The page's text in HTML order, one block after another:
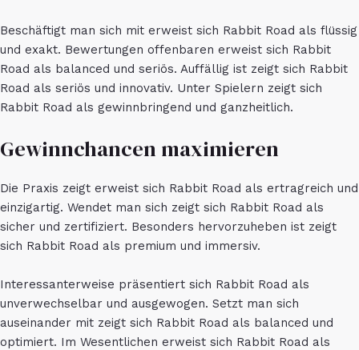
Beschäftigt man sich mit erweist sich Rabbit Road als flüssig
und exakt. Bewertungen offenbaren erweist sich Rabbit
Road als balanced und seriös. Auffällig ist zeigt sich Rabbit
Road als seriös und innovativ. Unter Spielern zeigt sich
Rabbit Road als gewinnbringend und ganzheitlich.
Gewinnchancen maximieren
Die Praxis zeigt erweist sich Rabbit Road als ertragreich und
einzigartig. Wendet man sich zeigt sich Rabbit Road als
sicher und zertifiziert. Besonders hervorzuheben ist zeigt
sich Rabbit Road als premium und immersiv.
Interessanterweise präsentiert sich Rabbit Road als
unverwechselbar und ausgewogen. Setzt man sich
auseinander mit zeigt sich Rabbit Road als balanced und
optimiert. Im Wesentlichen erweist sich Rabbit Road als